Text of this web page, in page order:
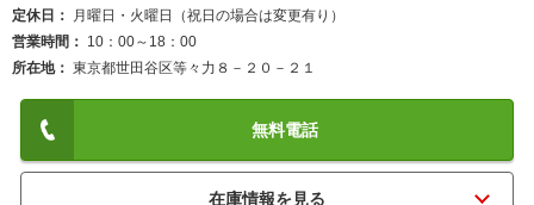
定休日
月曜日・火曜日（祝日の場合は変更有り）
営業時間
10：00～18：00
所在地
東京都世田谷区等々力８－２０－２１
無料電話